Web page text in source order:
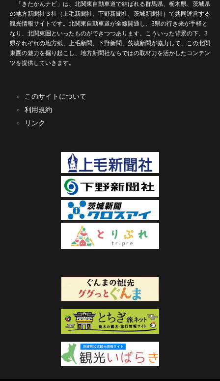
「きたかんナビ」は、北関東自動車道で結ばれる群馬県、栃木県、茨城県
の地方新聞社３社（上毛新聞社、下野新聞社、茨城新聞社）で共同運営する
観光情報サイトです。北関東自動車道が全線開通し、3県の行き来が手軽と
なり、北関東圏といったものができつつあります。こういった背景の下、3
県それぞれの地方紙、上毛新聞、下野新聞、茨城新聞が協力して、この北関
東圏の魅力を掘り起こし、地方新聞社ならではの取材力を活かしたコンテン
ツを提供していきます。
このサイトについて
利用規約
リンク